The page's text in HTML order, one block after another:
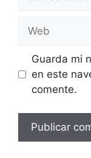
Web
Guarda mi
en este
comente.